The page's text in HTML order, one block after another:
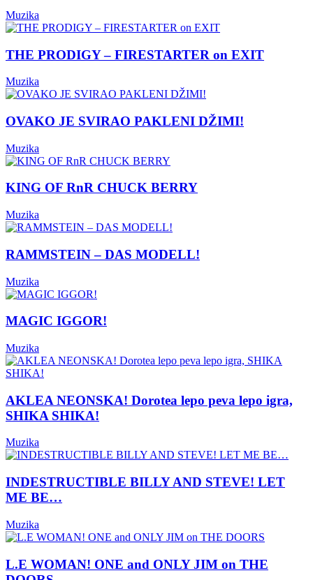
Muzika
THE PRODIGY – FIRESTARTER on EXIT
Muzika
OVAKO JE SVIRAO PAKLENI DŽIMI!
Muzika
KING OF RnR CHUCK BERRY
Muzika
RAMMSTEIN – DAS MODELL!
Muzika
MAGIC IGGOR!
Muzika
AKLEA NEONSKA! Dorotea lepo peva lepo igra,
SHIKA SHIKA!
Muzika
INDESTRUCTIBLE BILLY AND STEVE! LET
ME BE…
Muzika
L.E WOMAN! ONE and ONLY JIM on THE